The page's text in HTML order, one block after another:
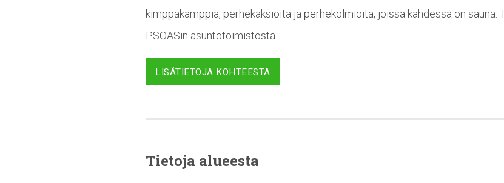
kimppakämppiä, perhekaksioita ja perhekolmioita, joissa kahdessa on
PSOASin asuntotoimistosta.
LISÄTIETOJA KOHTEESTA
Tietoja alueesta